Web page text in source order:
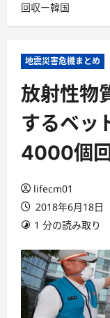
回収ー韓国
地震災害危機まとめ
放射性物
するベッ
4000個
lifecm01
2018年6月18日
1 分の読み取り